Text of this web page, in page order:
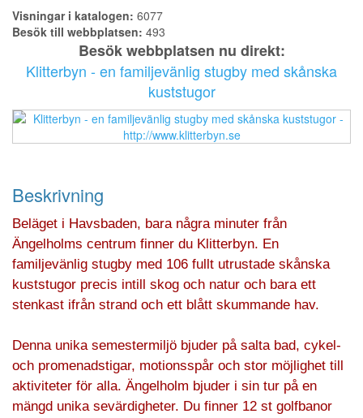
Visningar i katalogen: 6077
Besök till webbplatsen: 493
Besök webbplatsen nu direkt:
Klitterbyn - en familjevänlig stugby med skånska
kuststugor
Beskrivning
Beläget i Havsbaden, bara några minuter från
Ängelholms centrum finner du Klitterbyn. En
familjevänlig stugby med 106 fullt utrustade skånska
kuststugor precis intill skog och natur och bara ett
stenkast ifrån strand och ett blått skummande hav.
Denna unika semestermiljö bjuder på salta bad, cykel-
och promenadstigar, motionsspår och stor möjlighet till
aktiviteter för alla. Ängelholm bjuder i sin tur på en
mängd unika sevärdigheter. Du finner 12 st golfbanor